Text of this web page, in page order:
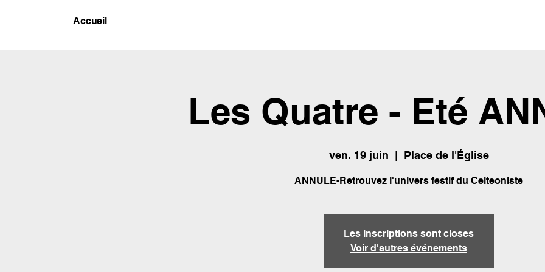
Accueil
Les Quatre - Eté
ven. 19 juin
  |
Place de l'Église
ANNULE-Retrouvez l'univers festif du Celteoniste
Les inscriptions sont closes
Voir d'autres événements